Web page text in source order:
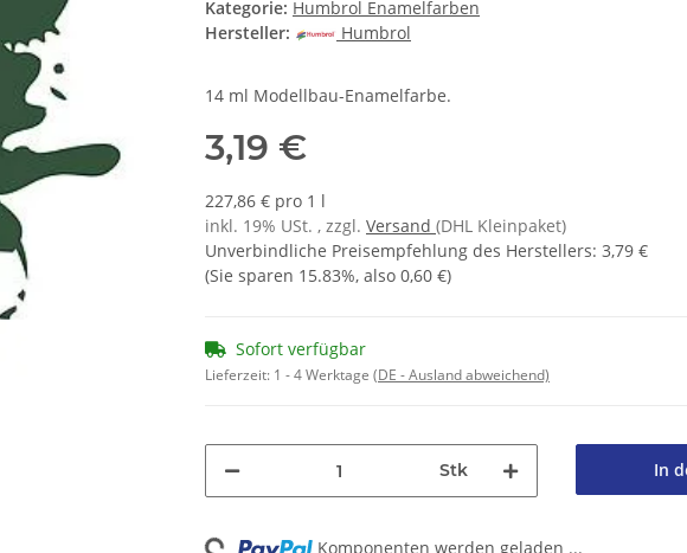
Kategorie: Humbrol Enamelfarben
Hersteller:
Humbrol
14 ml Modellbau-Enamelfarbe.
3,19 €
227,86 € pro 1 l
inkl. 19% USt. , zzgl. Versand (DHL Kleinpaket)
Unverbindliche Preisempfehlung des Herstellers: 3,79 €
(Sie sparen 15.83%, also 0,60 €)
Sofort verfügbar
Lieferzeit: 1 - 4 Werktage (DE - Ausland abweichend)
Stk In
Komponenten werden geladen ...